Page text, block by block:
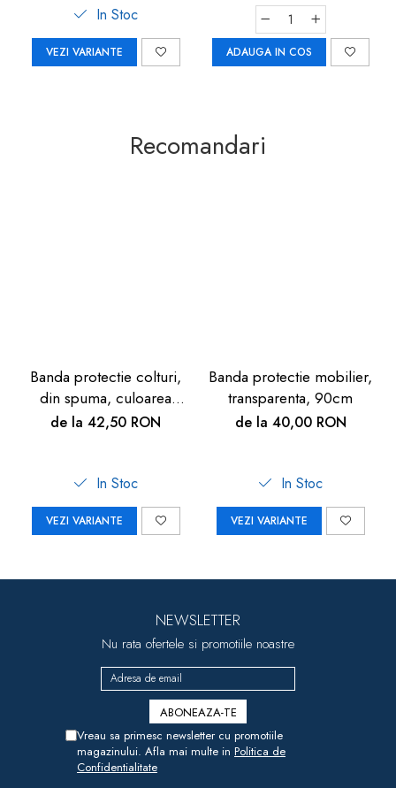
In Stoc
VEZI VARIANTE ADAUGA IN COS
Recomandari
Banda protectie colturi,
din spuma, culoarea
lemnului alb, 90cm
de la 42,50 RON
In Stoc
VEZI VARIANTE
Banda protectie mobilier,
transparenta, 90cm
de la 40,00 RON
In Stoc
VEZI VARIANTE
NEWSLETTER
Nu rata ofertele si promotiile noastre
Vreau sa primesc newsletter cu promotiile
magazinului. Afla mai multe in Politica de
Confidentialitate